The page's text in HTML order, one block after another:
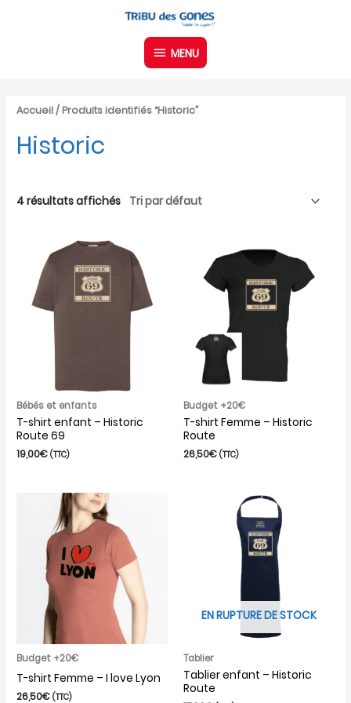
MENU
MENU
Accueil/ Produits identifiés “Historic”
Historic
4 résultats affichés
Bébés et enfants
T-shirt enfant – Historic
Route 69
19,00€ (TTC)
Budget +20€
T-shirt Femme – Historic
Route
26,50€ (TTC)
Budget +20€
T-shirt Femme – I love Lyon
26,50€ (TTC)
EN RUPTURE DE STOCK
Tablier
Tablier enfant – Historic
Route